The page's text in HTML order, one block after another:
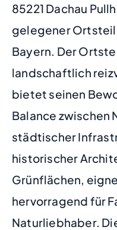
85221 Dachau
gelegener Ortsteil
Bayern. Der
landschaftlich
bietet seinen
Balance zwischen
städtischer
historischer
Grünflächen,
hervorragend für
Naturliebhaber.